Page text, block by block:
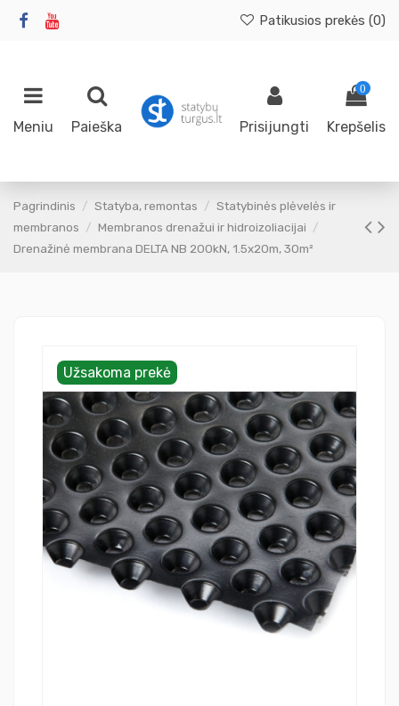
Patikusios prekės (0)
Meniu Paieška Prisijungti
0
Krepšelis
Pagrindinis Statyba, remontas
Statybinės plėvelės ir
membranos
Membranos drenažui ir hidroizoliacijai
Drenažinė membrana DELTA NB 200kN, 1.5x20m, 30m²
Užsakoma prekė